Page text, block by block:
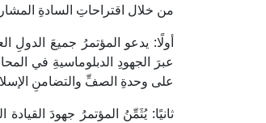
من خلال اقتراحاتِ السادةِ
أولًا: يدعو المؤتمرُ جميعَ الدولِ
عبرَ الجهودِ الدبلوماسيةِ في
على وحدةِ الصفِّ والتضامنِ
ثانيًا: يُثَمِّنُ المؤتمرُ جهودَ